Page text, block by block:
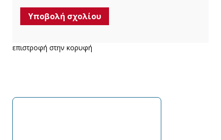
επιστροφή στην κορυφή